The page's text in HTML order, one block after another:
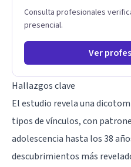
Consulta profesionales
presencial.
Ver
Hallazgos clave
El estudio revela una
tipos de vínculos, con
adolescencia hasta los 38
descubrimientos más